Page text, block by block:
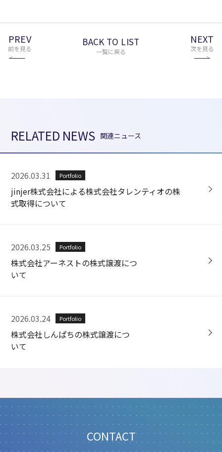
PREV
前を見る
BACK TO LIST
一覧に戻る
NEXT
次を見る
RELATED NEWS 関連ニュース
2026.03.31 Portfolio
jinjer株式会社による株式会社タレンティオの株
式取得について
2026.03.25 Portfolio
株式会社アーネストの株式譲渡につ
いて
2026.03.24 Portfolio
株式会社しんぱちの株式譲渡につ
いて
CONTACT